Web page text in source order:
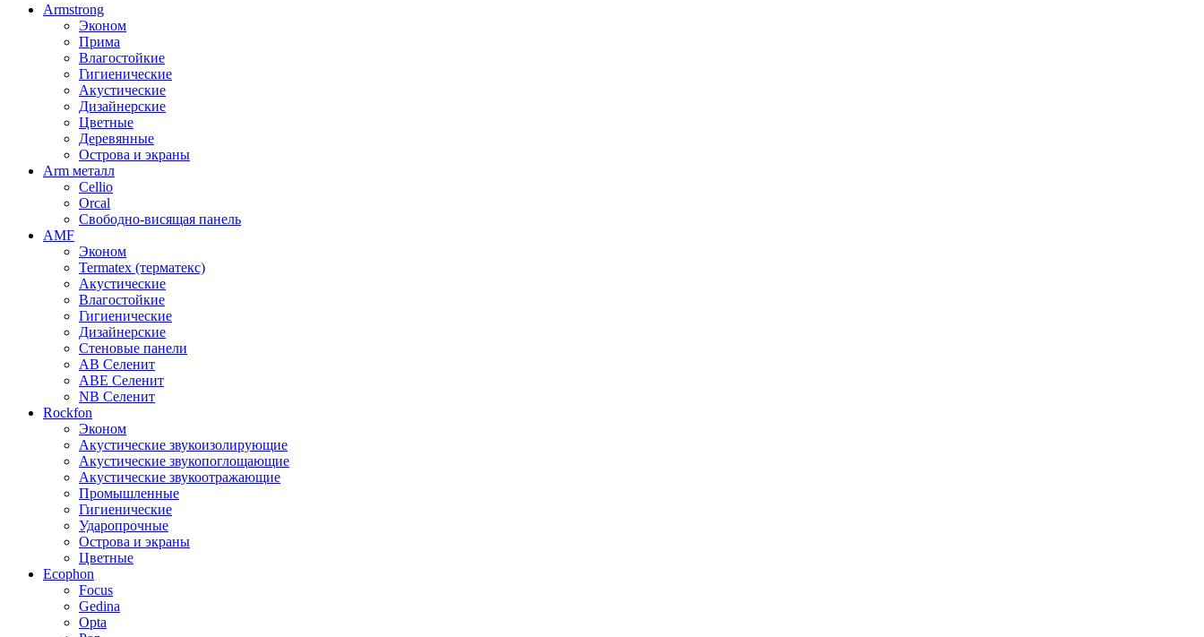
Armstrong
Эконом
Прима
Влагостойкие
Гигиенические
Акустические
Дизайнерские
Цветные
Деревянные
Острова и экраны
Arm металл
Cellio
Orcal
Свободно-висящая панель
AMF
Эконом
Termatex (терматекс)
Акустические
Влагостойкие
Гигиенические
Дизайнерские
Стеновые панели
AB Селенит
ABE Селенит
NB Селенит
Rockfon
Эконом
Акустические звукоизолирующие
Акустические звукопоглощающие
Акустические звукоотражающие
Промышленные
Гигиенические
Ударопрочные
Острова и экраны
Цветные
Ecophon
Focus
Gedina
Opta